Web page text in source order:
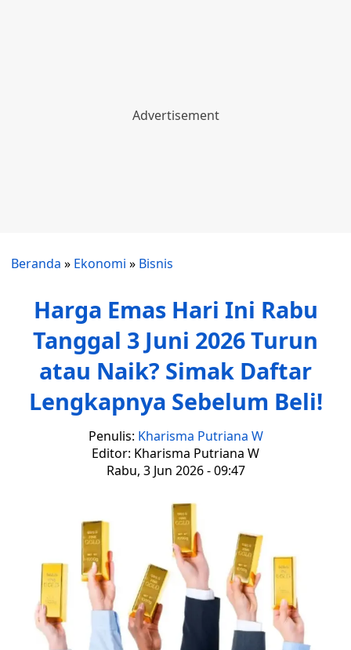
Beranda » Ekonomi » Bisnis
Harga Emas Hari Ini Rabu
Tanggal 3 Juni 2026 Turun
atau Naik? Simak Daftar
Lengkapnya Sebelum Beli!
Penulis: Kharisma Putriana W
Editor: Kharisma Putriana W
Rabu, 3 Jun 2026 - 09:47